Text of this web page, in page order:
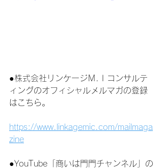
●株式会社リンケージＭ.Ｉコンサルテ
ィングのオフィシャルメルマガの登録
はこちら。
https://www.linkagemic.com/mailmaga
zine
●YouTube「商いは門門チャンネル」の